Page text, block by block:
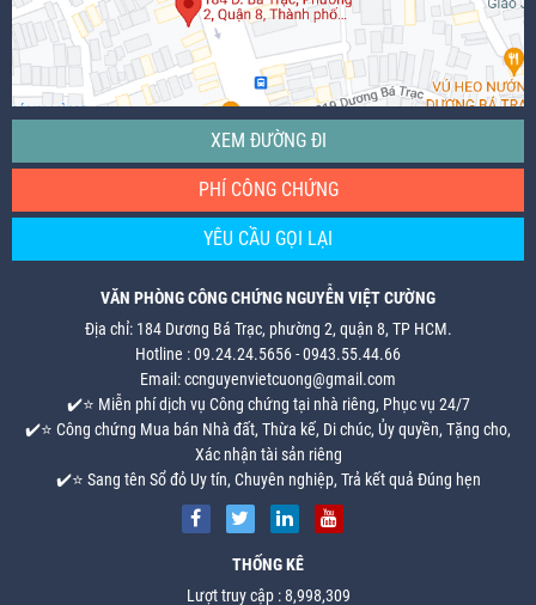
XEM ĐƯỜNG ĐI
PHÍ CÔNG CHỨNG
YÊU CẦU GỌI LẠI
VĂN PHÒNG CÔNG CHỨNG NGUYỄN VIỆT CƯỜNG
Địa chỉ: 184 Dương Bá Trạc, phường 2, quận 8, TP HCM.
Hotline : 09.24.24.5656 - 0943.55.44.66
Email: ccnguyenvietcuong@gmail.com
✔️⭐ Miễn phí dịch vụ Công chứng tại nhà riêng, Phục vụ 24/7
✔️⭐ Công chứng Mua bán Nhà đất, Thừa kế, Di chúc, Ủy quyền, Tặng cho,
Xác nhận tài sản riêng
✔️⭐ Sang tên Sổ đỏ Uy tín, Chuyên nghiệp, Trả kết quả Đúng hẹn
THỐNG KÊ
Lượt truy cập : 8,998,309